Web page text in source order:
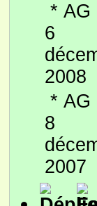
* AG
6
2008
* AG
8
2007